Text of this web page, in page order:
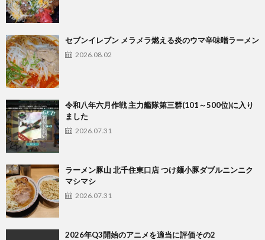
セブンイレブン メラメラ燃える炎のウマ辛味噌ラーメン
2026.08.02
令和八年六月作戦 主力艦隊第三群(101～500位)に入り
ました
2026.07.31
ラーメン豚山 北千住東口店 つけ麺小豚ダブルニンニク
マシマシ
2026.07.31
2026年Q3開始のアニメを適当に評価その2